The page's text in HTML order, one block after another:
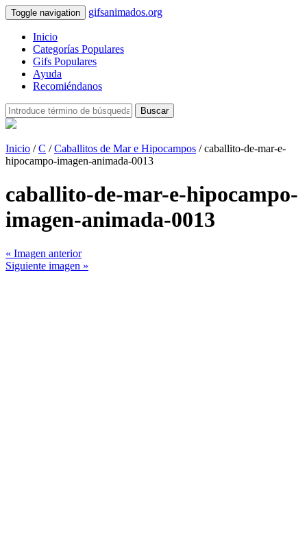
Toggle navigation gifsanimados.org
Inicio
Categorías Populares
Gifs Populares
Ayuda
Recomiéndanos
Buscar
Inicio /C /Caballitos de Mar e Hipocampos / caballito-de-mar-e-
hipocampo-imagen-animada-0013
caballito-de-mar-e-hipocampo-
imagen-animada-0013
« Imagen anterior
Siguiente imagen »